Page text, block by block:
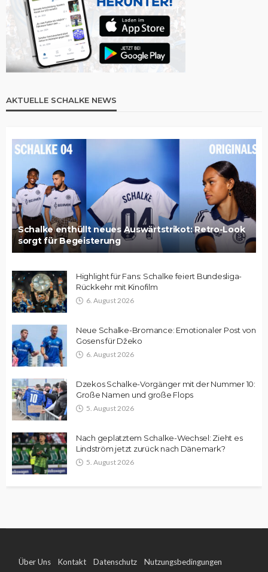
AKTUELLE SCHALKE NEWS
Schalke enthüllt neues Auswärtstrikot: Retro-Look
sorgt für Begeisterung
Highlight für Fans: Schalke feiert Bundesliga-
Rückkehr mit Kinofilm
6. August 2026
Neue Schalke-Bromance: Emotionaler Post von
Gosens für Džeko
6. August 2026
Dzekos Schalke-Vorgänger mit der Nummer 10:
Große Namen und große Flops
5. August 2026
Nach geplatztem Schalke-Wechsel: Zieht es
Lindström jetzt zurück nach Dänemark?
5. August 2026
Über Uns Kontakt Datenschutz Nutzungsbedingungen